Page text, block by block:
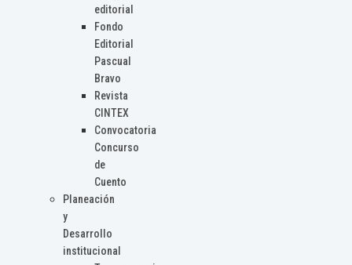
editorial
Fondo
Editorial
Pascual
Bravo
Revista
CINTEX
Convocatoria
Concurso
de
Cuento
Planeación
y
Desarrollo
institucional